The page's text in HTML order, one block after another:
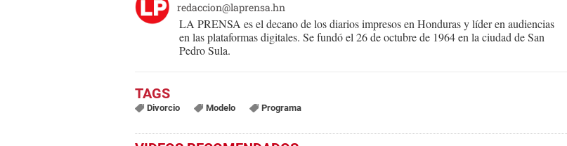
redaccion@laprensa.hn
LA PRENSA es el decano de los diarios impresos en Honduras y líder en audiencias
en las plataformas digitales. Se fundó el 26 de octubre de 1964 en la ciudad de San
Pedro Sula.
Divorcio Modelo Programa